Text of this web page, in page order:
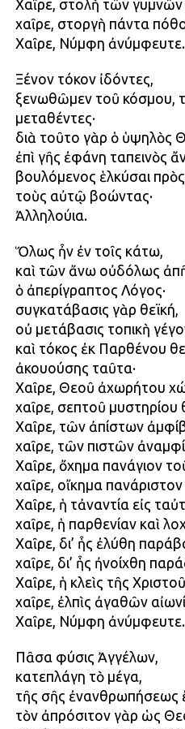
Χαῖρε, στολὴ τῶν γυμνῶν
χαῖρε, στοργὴ πάντα
Χαῖρε, Νύμφη ἀνύμφευτε.
Ξένον τόκον ἰδόντες,
ξενωθῶμεν τοῦ κόσμου,
μεταθέντες·
διὰ τοῦτο γὰρ ὁ ὑψηλὸς
ἐπὶ γῆς ἐφάνη ταπεινὸς
βουλόμενος ἑλκύσαι
τοὺς αὐτῷ βοώντας·
Ἀλληλούια.
Ὅλως ἦν ἐν τοῖς κάτω,
καὶ τῶν ἄνω οὐδόλως
ὁ ἀπερίγραπτος Λόγος·
συγκατάβασις γὰρ θεϊκή,
οὐ μετάβασις τοπικὴ
καὶ τόκος ἐκ Παρθένου
ἀκουούσης ταῦτα·
Χαῖρε, Θεοῦ ἀχωρήτου
χαῖρε, σεπτοῦ μυστηρίου
Χαῖρε, τῶν ἀπίστων
χαῖρε, τῶν πιστῶν
Χαῖρε, ὄχημα πανάγιον
χαῖρε, οἴκημα
Χαῖρε, ἡ τἀναντία εἰς
χαῖρε, ἡ παρθενίαν καὶ
Χαῖρε, δι’ ἧς ἐλύθη
χαῖρε, δι’ ἧς ἠνοίχθη
Χαῖρε, ἡ κλεὶς τῆς
χαῖρε, ἐλπὶς ἀγαθῶν
Χαῖρε, Νύμφη ἀνύμφευτε.
Πᾶσα φύσις Ἀγγέλων,
κατεπλάγη τὸ μέγα,
τῆς σῆς ἐνανθρωπήσεως
τὸν ἀπρόσιτον γὰρ ὡς